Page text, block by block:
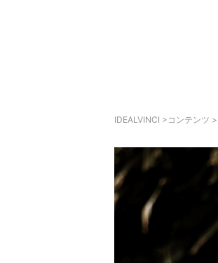
IDEALVINCI > コンテンツ >